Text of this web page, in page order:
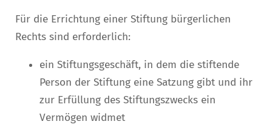
Für die Errichtung einer Stiftung bürgerlichen
Rechts sind erforderlich:
ein Stiftungsgeschäft, in dem die stiftende
Person der Stiftung eine Satzung gibt und ihr
zur Erfüllung des Stiftungszwecks ein
Vermögen widmet